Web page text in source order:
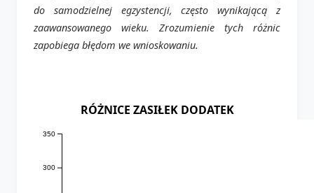
do samodzielnej egzystencji, często wynikającą z
zaawansowanego wieku. Zrozumienie tych różnic
zapobiega błędom we wnioskowaniu.
RÓŻNICE ZASIŁEK DODATEK
300
350